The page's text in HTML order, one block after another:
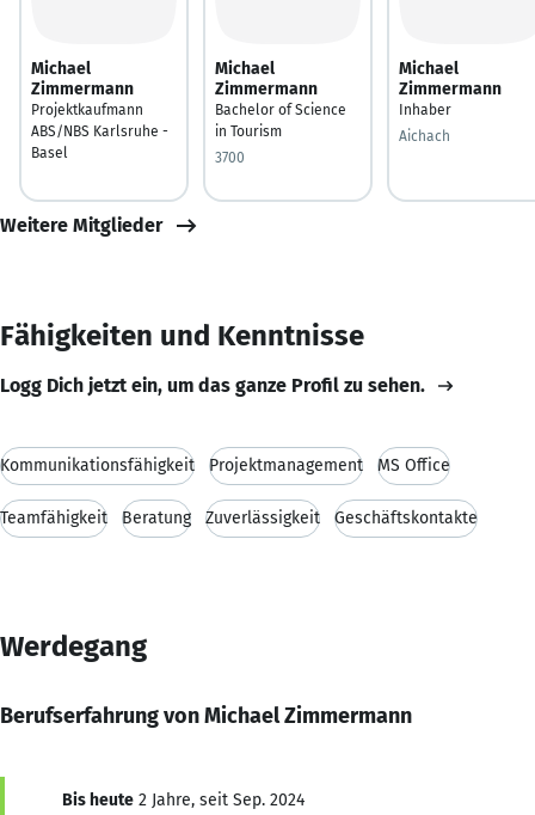
Michael
Zimmermann
Projektkaufmann
ABS/NBS Karlsruhe -
Basel
Michael
Zimmermann
Bachelor of Science
in Tourism
3700
Michael
Zimmermann
Inhaber
Aichach
Weitere Mitglieder
Fähigkeiten und Kenntnisse
Logg Dich jetzt ein, um das ganze Profil zu sehen.
Kommunikationsfähigkeit Projektmanagement MS Office
Teamfähigkeit Beratung Zuverlässigkeit Geschäftskontakte
Werdegang
Berufserfahrung von Michael Zimmermann
Bis heute 2 Jahre, seit Sep. 2024